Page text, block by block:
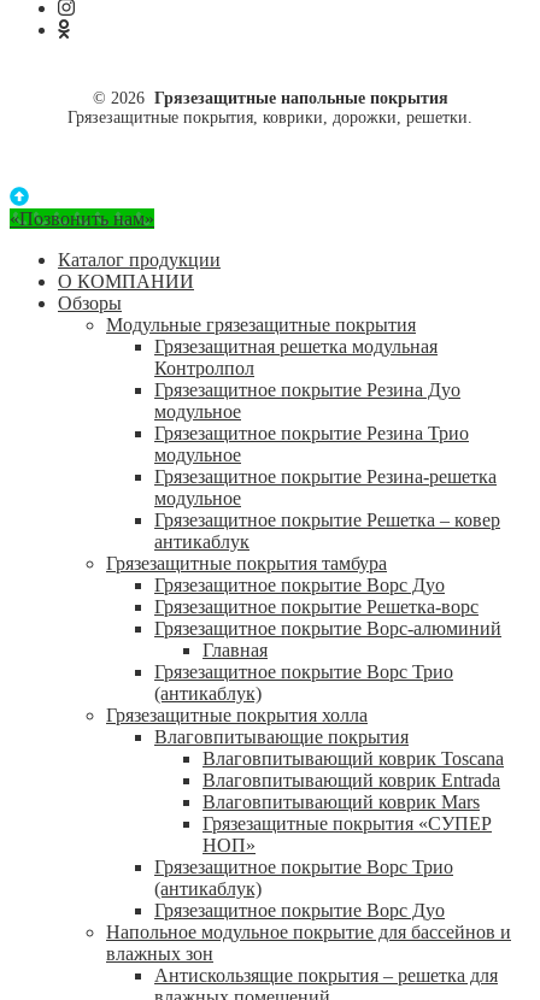
© 2026 Грязезащитные напольные покрытия
Грязезащитные покрытия, коврики, дорожки, решетки.
«Позвонить нам»
Каталог продукции
О КОМПАНИИ
Обзоры
Модульные грязезащитные покрытия
Грязезащитная решетка модульная
Контролпол
Грязезащитное покрытие Резина Дуо
модульное
Грязезащитное покрытие Резина Трио
модульное
Грязезащитное покрытие Резина-решетка
модульное
Грязезащитное покрытие Решетка – ковер
антикаблук
Грязезащитные покрытия тамбура
Грязезащитное покрытие Ворс Дуо
Грязезащитное покрытие Решетка-ворс
Грязезащитное покрытие Ворс-алюминий
Главная
Грязезащитное покрытие Ворс Трио
(антикаблук)
Грязезащитные покрытия холла
Влаговпитывающие покрытия
Влаговпитывающий коврик Toscana
Влаговпитывающий коврик Entrada
Влаговпитывающий коврик Mars
Грязезащитные покрытия «СУПЕР
НОП»
Грязезащитное покрытие Ворс Трио
(антикаблук)
Грязезащитное покрытие Ворс Дуо
Напольное модульное покрытие для бассейнов и
влажных зон
Антискользящие покрытия – решетка для